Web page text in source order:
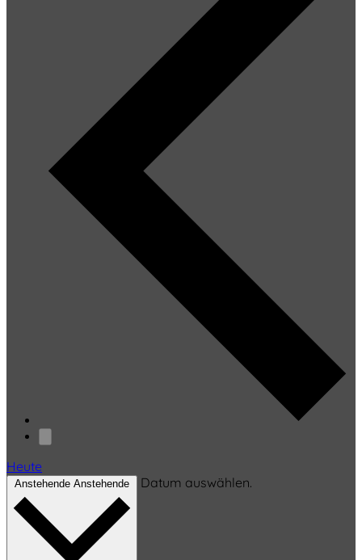
Heute
Anstehende Anstehende Datum auswählen.